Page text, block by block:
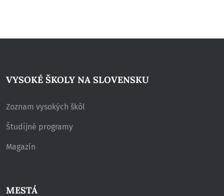
VYSOKÉ ŠKOLY NA SLOVENSKU
Zoznam vysokých škôl
Študijné programy
Magazín
MESTÁ